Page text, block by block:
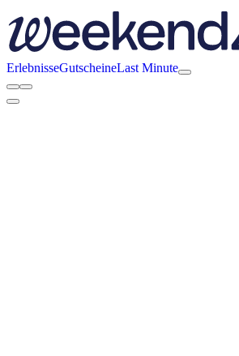
ErlebnisseGutscheineLast Minute